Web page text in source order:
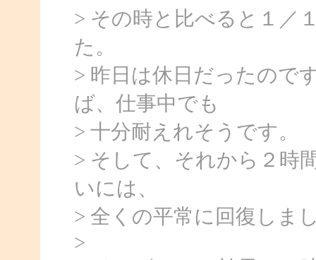
> その時と比べると１／
た。
> 昨日は休日だったので
ば、仕事中でも
> 十分耐えれそうです。
> そして、それから２時
いには、
> 全くの平常に回復しま
>